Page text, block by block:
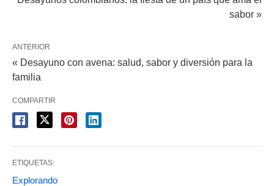
sabor »
ANTERIOR
« Desayuno con avena: salud, sabor y diversión para la
familia
COMPARTIR
ETIQUETAS:
Explorando